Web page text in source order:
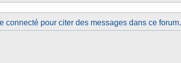
connecté pour citer des messages dans ce forum.